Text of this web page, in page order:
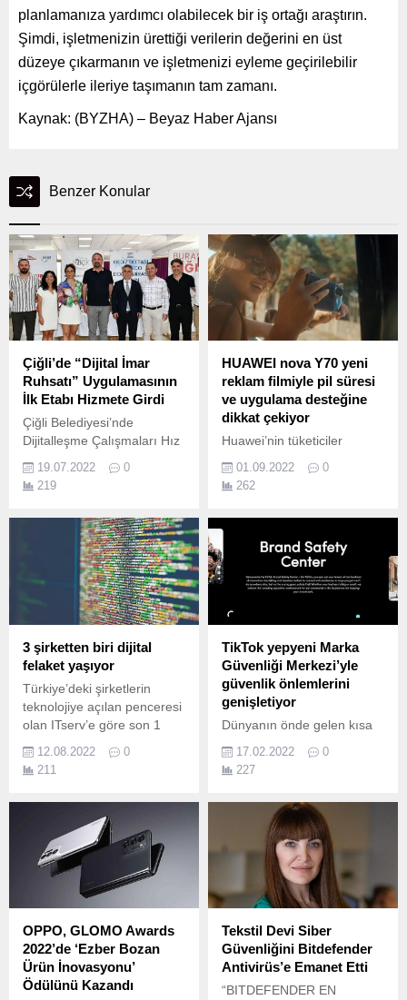
planlamanıza yardımcı olabilecek bir iş ortağı araştırın.
Şimdi, işletmenizin ürettiği verilerin değerini en üst
düzeye çıkarmanın ve işletmenizi eyleme geçirilebilir
içgörülerle ileriye taşımanın tam zamanı.
Kaynak: (BYZHA) – Beyaz Haber Ajansı
Benzer Konular
Çiğli’de “Dijital İmar
Ruhsatı” Uygulamasının
İlk Etabı Hizmete Girdi
Çiğli Belediyesi’nde
Dijitalleşme Çalışmaları Hız
Kesmiyor Çiğli Belediyesi,
kurum içi dijital dönüşüm
çalışmaları kapsamında
uygulamasının ilk etabını
hayata geçirdi.
19.07.2022
0
219
HUAWEI nova Y70 yeni
reklam filmiyle pil süresi
ve uygulama desteğine
dikkat çekiyor
Huawei’nin tüketiciler
tarafından beğenilen nova
Serisi’nin en genç ve yeni
üyesi nova Y70 için çekilen
Aslıhan Malbora ile birlikte
Suğdem Gözalır ve Fatih
Özkan’ı ağırlıyor.
01.09.2022
0
262
3 şirketten biri dijital
felaket yaşıyor
Türkiye’deki şirketlerin
teknolojiye açılan penceresi
olan ITserv’e göre son 1
felaket yaşadı.
12.08.2022
0
211
TikTok yepyeni Marka
Güvenliği Merkezi’yle
güvenlik önlemlerini
genişletiyor
Dünyanın önde gelen kısa
kullanıcılarının her zaman
kendini güvende
önemli bir adım daha atıyor.
17.02.2022
0
227
OPPO, GLOMO Awards
2022’de ‘Ezber Bozan
Ürün İnovasyonu’
Ödülünü Kazandı
Tekstil Devi Siber
Güvenliğini Bitdefender
Antivirüs’e Emanet Etti
“BITDEFENDER EN